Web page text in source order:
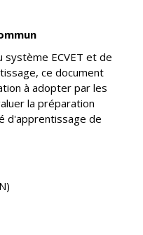
système ECVET et de
ce document
à adopter par les
la préparation
d'apprentissage de